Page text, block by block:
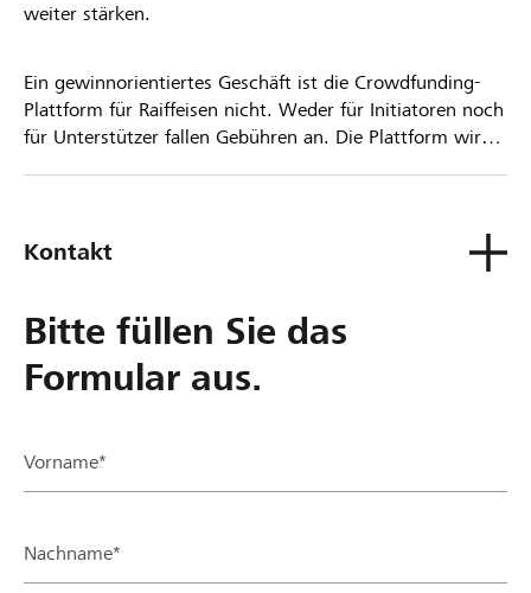
weiter stärken.
Ein gewinnorientiertes Geschäft ist die Crowdfunding-
Plattform für Raiffeisen nicht. Weder für Initiatoren noch
für Unterstützer fallen Gebühren an. Die Plattform wird
Kontakt
Bitte füllen Sie das
Formular aus.
Vorname*
Nachname*